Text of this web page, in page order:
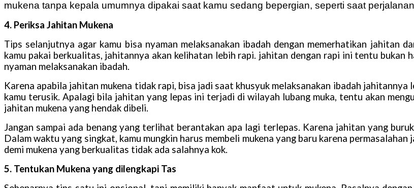
mukena tanpa kepala umumnya dipakai saat kamu sedang bepergian, seperti saat
4. Periksa Jahitan Mukena
Tips selanjutnya agar kamu bisa nyaman melaksanakan ibadah dengan memerhatikan jahitan
kamu pakai berkualitas, jahitannya akan kelihatan lebih rapi. jahitan dengan rapi ini tentu bukan
nyaman melaksanakan ibadah.
Karena apabila jahitan mukena tidak rapi, bisa jadi saat khusyuk melaksanakan ibadah
kamu terusik. Apalagi bila jahitan yang lepas ini terjadi di wilayah lubang muka, tentu akan
jahitan mukena yang hendak dibeli.
Jangan sampai ada benang yang terlihat berantakan apa lagi terlepas. Karena jahitan yang
Dalam waktu yang singkat, kamu mungkin harus membeli mukena yang baru karena
demi mukena yang berkualitas tidak ada salahnya kok.
5. Tentukan Mukena yang dilengkapi Tas